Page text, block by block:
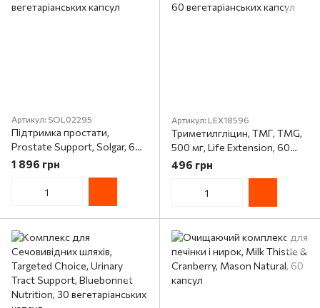
Артикул: SOL02295
Підтримка простати,
Prostate Support, Solgar, 60
вегетаріанських капсул
1 896 грн
Артикул: LEX18596
Триметилгліцин, ТМГ, TMG,
500 мг, Life Extension, 60
вегетаріанських капсул
496 грн